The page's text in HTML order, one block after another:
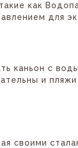
как
для
каньон с
и
своими